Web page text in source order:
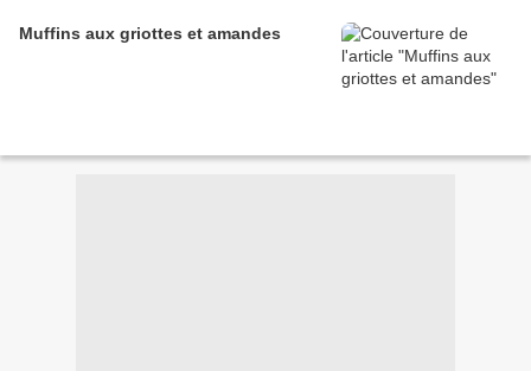
Muffins aux griottes et amandes